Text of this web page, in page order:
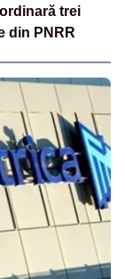
trei
din PNRR